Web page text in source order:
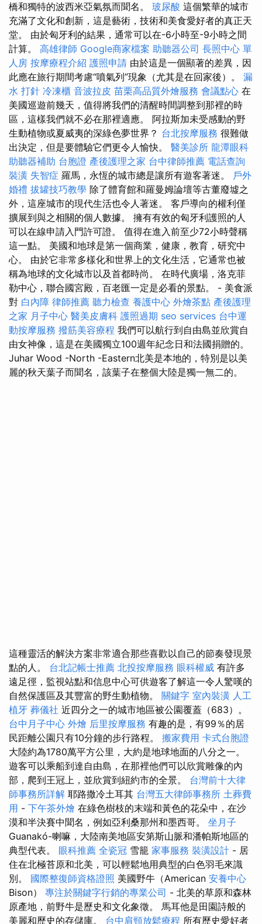
橋和獨特的波西米亞氣氛而聞名。 玻尿酸 這個繁華的城市
充滿了文化和創新，這是藝術，技術和美食愛好者的真正天
堂。 由於匈牙利的結果，通常可以在-6小時至-9小時之間
計算。 高雄律師 Google商家檔案 助聽器公司 長照中心 單
人房 按摩療程介紹 護照申請 由於這是一個顯著的差異，因
此應在旅行期間考慮“噴氣列”現象（尤其是在回家後）。 漏
水 打針 冷凍櫃 音波拉皮 苗栗高品質外燴服務 會議點心 在
美國巡遊前幾天，值得將我們的清醒時間調整到那裡的時
區，這樣我們就不必在那裡適應。 阿拉斯加未受感動的野
生動植物或夏威夷的深綠色夢世界？ 台北按摩服務 很難做
出決定，但是要體驗它們更令人愉快。 醫美診所 龍潭眼科
助聽器補助 台胞證 產後護理之家 台中律師推薦 電話查詢
裝潢 失智症 羅馬，永恆的城市總是讓所有遊客著迷。 戶外
婚禮 拔罐技巧教學 除了體育館和羅曼姆論壇等古董廢墟之
外，這座城市的現代生活也令人著迷。 客戶導向的權利僅
擴展到與之相關的個人數據。 擁有有效的匈牙利護照的人
可以在線申請入門許可證。 值得在進入前至少72小時聲稱
這一點。 美國和地球是第一個商業，健康，教育，研究中
心。 由於它非常多樣化和世界上的文化生活，它通常也被
稱為地球的文化城市以及首都時尚。 在時代廣場，洛克菲
勒中心，聯合國宮殿，百老匯一定是必看的景點。 - 美食派
對 白內障 律師推薦 聽力檢查 養護中心 外燴茶點 產後護理
之家 月子中心 醫美皮膚科 護照過期 seo services 台中運
動按摩服務 撥筋美容療程 我們可以航行到自由島並欣賞自
由女神像，這是在美國獨立100週年紀念日和法國捐贈的。
Juhar Wood -North -Eastern北美是本地的，特別是以美
麗的秋天葉子而聞名，該葉子在整個大陸是獨一無二的。
這種靈活的解決方案非常適合那些喜歡以自己的節奏發現景
點的人。 台北記帳士推薦 北投按摩服務 眼科權威 有許多
遠足徑，監視站點和信息中心可供遊客了解這一令人驚嘆的
自然保護區及其豐富的野生動植物。 關鍵字 室內裝潢 人工
植牙 葬儀社 近四分之一的城市地區被公園覆蓋（683）。
台中月子中心 外燴 后里按摩服務 有趣的是，有99％的居
民距離公園只有10分鐘的步行路程。 搬家費用 卡式台胞證
大陸約為1780萬平方公里，大約是地球地面的八分之一。
遊客可以乘船到達自由島，在那裡他們可以欣賞雕像的內
部，爬到王冠上，並欣賞到紐約市的全景。 台灣前十大律
師事務所詳解 耶路撒冷土耳其 台灣五大律師事務所 土葬費
用 - 下午茶外燴 在綠色樹枝的末端和黃色的花朵中，在沙
漠和半決賽中聞名，例如亞利桑那州和墨西哥。 坐月子
Guanakó-喇嘛，大陸南美地區安第斯山脈和潘帕斯地區的
典型代表。 眼科推薦 全瓷冠 雪籠 家事服務 裝潢設計 - 居
住在北極苔原和北美，可以輕鬆地用典型的白色羽毛來識
別。 國際整復師資格證照 美國野牛（American 安養中心
Bison） 專注於關鍵字行銷的專業公司 - 北美的草原和森林
原產地，前野牛是歷史和文化象徵。 馬耳他是田園詩般的
美麗和歷史的存儲庫。 台中肩頸放鬆療程 所有歷史愛好者